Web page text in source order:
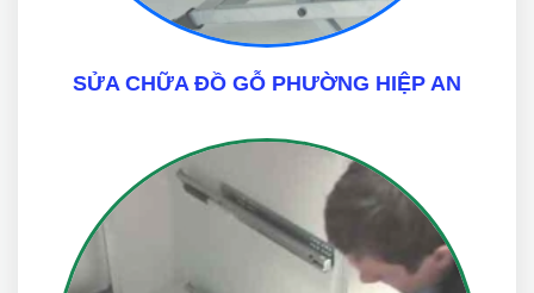
SỬA CHỮA ĐỒ GỖ PHƯỜNG HIỆP AN